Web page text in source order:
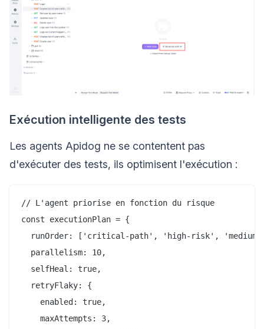
Exécution intelligente des tests
Les agents Apidog ne se contentent pas
d'exécuter des tests, ils optimisent l'exécution :
// L'agent priorise en fonction du risque
const executionPlan = {
runOrder: ['critical-path', 'high-risk',
  parallelism: 10,
  selfHeal: true,
  retryFlaky: {
    enabled: true,
    maxAttempts: 3,